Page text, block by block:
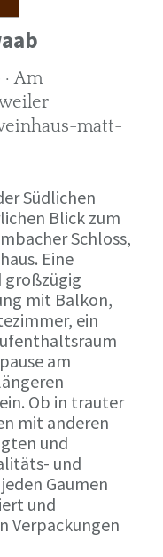
Am
matt-
Südlichen
Blick zum
Schloss,
Eine
mit Balkon,
ein
am
Ob in trauter
mit anderen
und
und
Gaumen
und
Verpackungen